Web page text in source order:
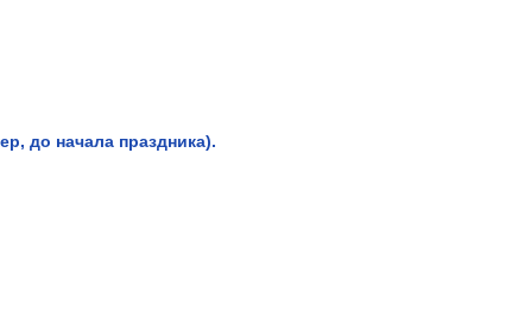
до начала праздника).